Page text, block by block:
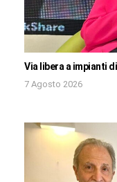
Via libera a impianti
7 Agosto 2026